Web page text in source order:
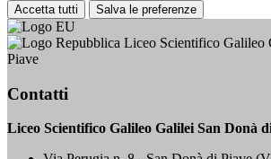
Accetta tutti Salva le preferenze
Liceo Scientifico Galileo
Piave
Contatti
Liceo Scientifico Galileo Galilei San Donà